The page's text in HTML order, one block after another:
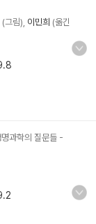
(그림), 이민희 (옮긴
과학의 질문들 -